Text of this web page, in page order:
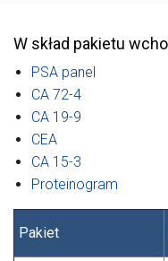
W skład pakietu
PSA panel
CA 72-4
CA 19-9
CEA
CA 15-3
Proteinogram
Pakiet